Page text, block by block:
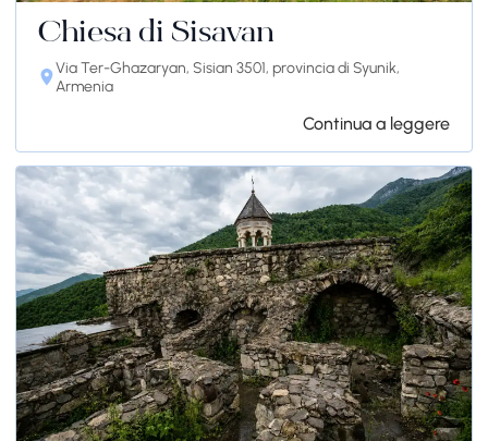
Chiesa di Sisavan
Via Ter-Ghazaryan, Sisian 3501, provincia di Syunik,
Armenia
Continua a leggere